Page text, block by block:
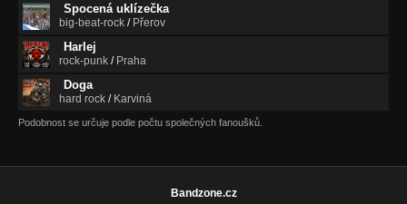
Spocená uklízečka
big-beat-rock / Přerov
Harlej
rock-punk / Praha
Doga
hard rock / Karviná
Podobnost se určuje podle počtu společných fanoušků.
Bandzone.cz